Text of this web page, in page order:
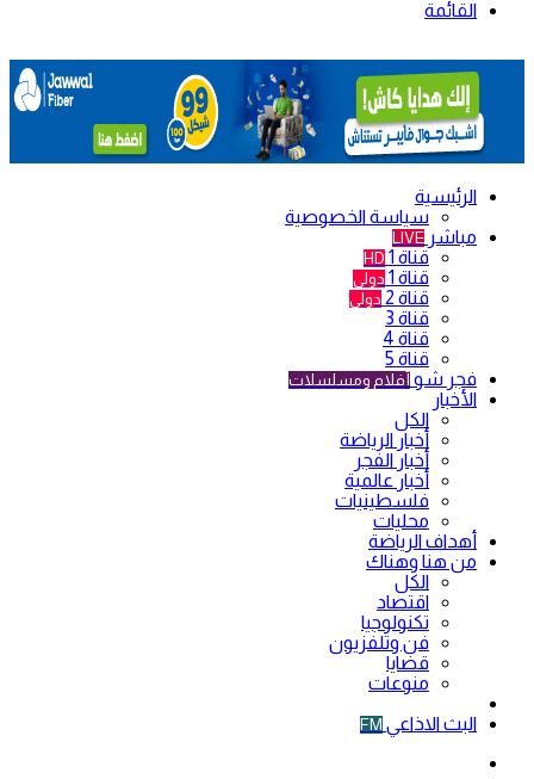
القائمة
الرئيسية
سياسة الخصوصية
مباشر LIVE
قناة 1 HD
قناة 1 دولي
قناة 2 دولي
قناة 3
قناة 4
قناة 5
فجر شو أفلام ومسلسلات
الأخبار
الكل
أخبار الرياضة
أخبار الفجر
أخبار عالمية
فلسطينيات
محليات
أهداف الرياضة
من هنا وهناك
الكل
اقتصاد
تكنولوجيا
فن وتلفزيون
قضايا
منوعات
البث الاذاعي FM